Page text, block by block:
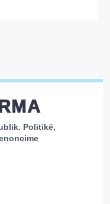
Politikë,